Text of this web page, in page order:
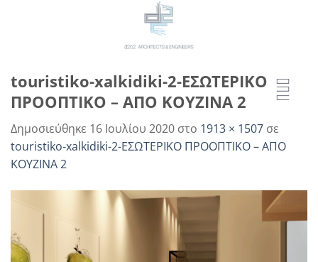
touristiko-xalkidiki-2-ΕΣΩΤΕΡΙΚΟ
ΠΡΟΟΠΤΙΚΟ – ΑΠΟ ΚΟΥΖΙΝΑ 2
Δημοσιεύθηκε 16 Ιουλίου 2020 στο 1913 × 1507 σε
touristiko-xalkidiki-2-ΕΣΩΤΕΡΙΚΟ ΠΡΟΟΠΤΙΚΟ – ΑΠΟ
ΚΟΥΖΙΝΑ 2